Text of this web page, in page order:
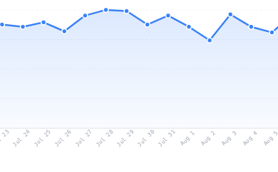
Jul 24 Jul 25 Jul 26 Jul 27 Jul 28Jul 29 Jul 30 Jul 31 Aug 1 Aug 2 Aug 3 Aug 4 Aug 5